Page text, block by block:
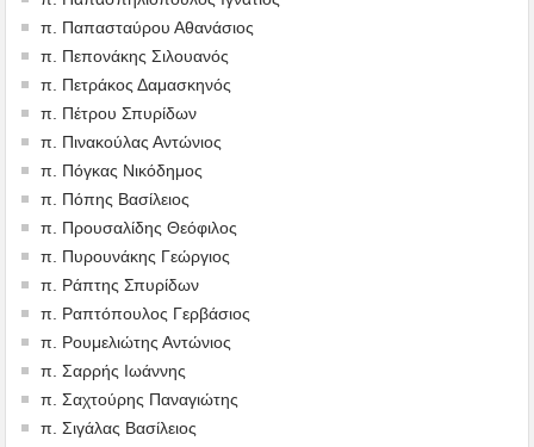
π. Παπασταύρου Αθανάσιος
π. Πεπονάκης Σιλουανός
π. Πετράκος Δαμασκηνός
π. Πέτρου Σπυρίδων
π. Πινακούλας Αντώνιος
π. Πόγκας Νικόδημος
π. Πόπης Βασίλειος
π. Προυσαλίδης Θεόφιλος
π. Πυρουνάκης Γεώργιος
π. Ράπτης Σπυρίδων
π. Ραπτόπουλος Γερβάσιος
π. Ρουμελιώτης Αντώνιος
π. Σαρρής Ιωάννης
π. Σαχτούρης Παναγιώτης
π. Σιγάλας Βασίλειος